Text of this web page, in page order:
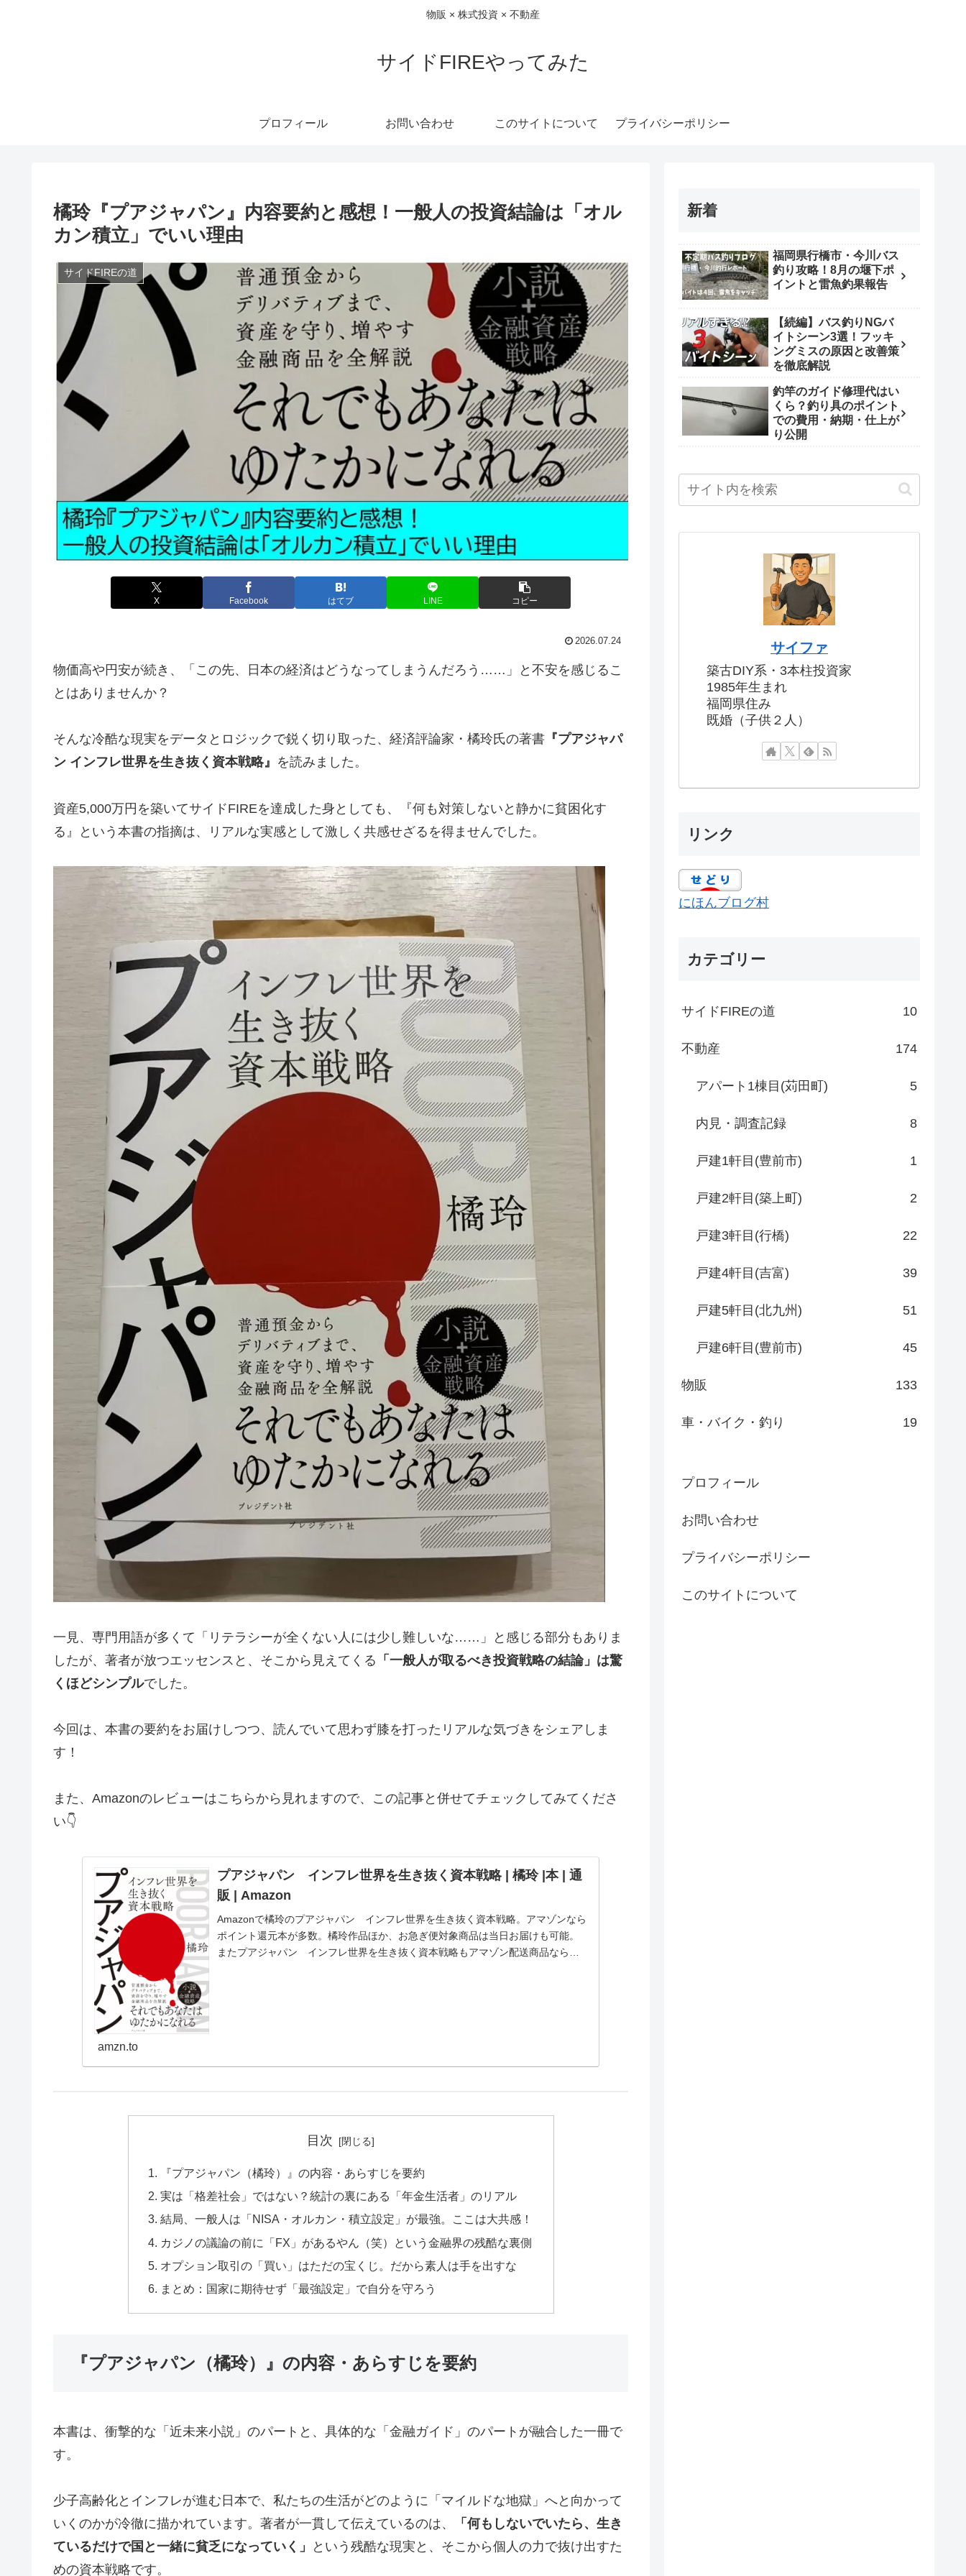
物販 × 株式投資 × 不動産
サイドFIREやってみた
プロフィール お問い合わせ このサイトについて プライバシーポリシー
橘玲『プアジャパン』内容要約と感想！一般人の投資結論は「オル
カン積立」でいい理由
サイドFIREの道
X Facebook はてブ LINE コピー
2026.07.24
物価高や円安が続き、「この先、日本の経済はどうなってしまうんだろう……」と不安を感じるこ
とはありませんか？
そんな冷酷な現実をデータとロジックで鋭く切り取った、経済評論家・橘玲氏の著書 『プアジャパ
ン インフレ世界を生き抜く資本戦略』 を読みました。
資産5,000万円を築いてサイドFIREを達成した身としても、『何も対策しないと静かに貧困化す
る』という本書の指摘は、リアルな実感として激しく共感せざるを得ませんでした。
一見、専門用語が多くて「リテラシーが全くない人には少し難しいな……」と感じる部分もありま
したが、著者が放つエッセンスと、そこから見えてくる 「一般人が取るべき投資戦略の結論」は驚
くほどシンプルでした。
今回は、本書の要約をお届けしつつ、読んでいて思わず膝を打ったリアルな気づきをシェアしま
す！
また、Amazonのレビューはこちらから見れますので、この記事と併せてチェックしてみてくださ
い👇
プアジャパン インフレ世界を生き抜く資本戦略 | 橘玲 |本 | 通
販 | Amazon
Amazonで橘玲のプアジャパン インフレ世界を生き抜く資本戦略。アマゾンなら
ポイント還元本が多数。橘玲作品ほか、お急ぎ便対象商品は当日お届けも可能。
またプアジャパン インフレ世界を生き抜く資本戦略もアマゾン配送商品なら通
amzn.to
目次
『プアジャパン（橘玲）』の内容・あらすじを要約
実は「格差社会」ではない？統計の裏にある「年金生活者」のリアル
結局、一般人は「NISA・オルカン・積立設定」が最強。ここは大共感！
カジノの議論の前に「FX」があるやん（笑）という金融界の残酷な裏側
オプション取引の「買い」はただの宝くじ。だから素人は手を出すな
まとめ：国家に期待せず「最強設定」で自分を守ろう
『プアジャパン（橘玲）』の内容・あらすじを要約
本書は、衝撃的な「近未来小説」のパートと、具体的な「金融ガイド」のパートが融合した一冊で
す。
少子高齢化とインフレが進む日本で、私たちの生活がどのように「マイルドな地獄」へと向かって
いくのかが冷徹に描かれています。著者が一貫して伝えているのは、
「何もしないでいたら、生き
ているだけで国と一緒に貧乏になっていく」
という残酷な現実と、そこから個人の力で抜け出すた
めの資本戦略です。
新着
福岡県行橋市・今川バス
釣り攻略！8月の堰下ポ
イントと雷魚釣果報告
【続編】バス釣りNGバ
イトシーン3選！フッキ
ングミスの原因と改善策
を徹底解説
釣竿のガイド修理代はい
くら？釣り具のポイント
での費用・納期・仕上が
り公開
サイファ
築古DIY系・3本柱投資家
1985年生まれ
福岡県住み
既婚（子供２人）
リンク
にほんブログ村
カテゴリー
サイドFIREの道 10
不動産 174
アパート1棟目(苅田町) 5
内見・調査記録 8
戸建1軒目(豊前市) 1
戸建2軒目(築上町) 2
戸建3軒目(行橋) 22
戸建4軒目(吉富) 39
戸建5軒目(北九州) 51
戸建6軒目(豊前市) 45
物販 133
車・バイク・釣り 19
プロフィール
お問い合わせ
プライバシーポリシー
このサイトについて